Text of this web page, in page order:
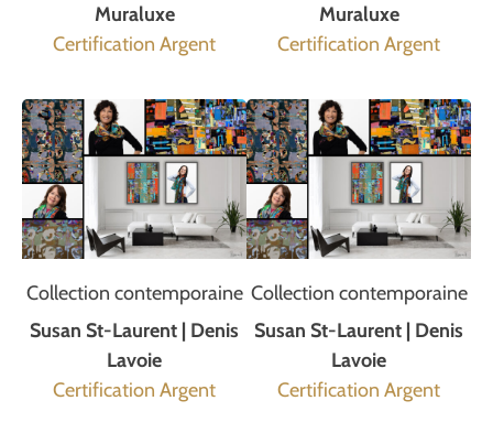
Muraluxe
Certification Argent
Collection contemporaine
Susan St-Laurent | Denis
Lavoie
Certification Argent
Muraluxe
Certification Argent
Collection contemporaine
Susan St-Laurent | Denis
Lavoie
Certification Argent